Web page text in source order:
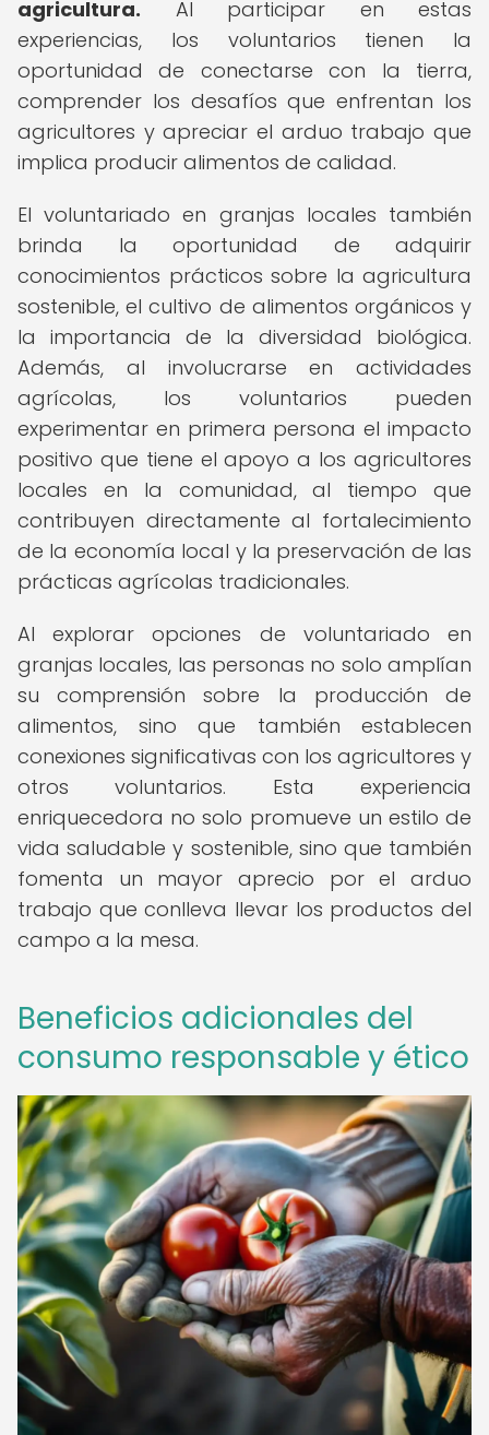
agricultura. Al participar en estas
experiencias, los voluntarios tienen la
oportunidad de conectarse con la tierra,
comprender los desafíos que enfrentan los
agricultores y apreciar el arduo trabajo que
implica producir alimentos de calidad.
El voluntariado en granjas locales también
brinda la oportunidad de adquirir
conocimientos prácticos sobre la agricultura
sostenible, el cultivo de alimentos orgánicos y
la importancia de la diversidad biológica.
Además, al involucrarse en actividades
agrícolas, los voluntarios pueden
experimentar en primera persona el impacto
positivo que tiene el apoyo a los agricultores
locales en la comunidad, al tiempo que
contribuyen directamente al fortalecimiento
de la economía local y la preservación de las
prácticas agrícolas tradicionales.
Al explorar opciones de voluntariado en
granjas locales, las personas no solo amplían
su comprensión sobre la producción de
alimentos, sino que también establecen
conexiones significativas con los agricultores y
otros voluntarios. Esta experiencia
enriquecedora no solo promueve un estilo de
vida saludable y sostenible, sino que también
fomenta un mayor aprecio por el arduo
trabajo que conlleva llevar los productos del
campo a la mesa.
Beneficios adicionales del
consumo responsable y ético